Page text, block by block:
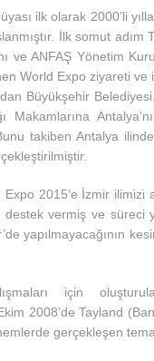
ilk olarak 2000’li
İlk somut adım
ve ANFAŞ Yönetim
World Expo ziyareti ve
Büyükşehir
Makamlarına
takiben Antalya
Expo 2015’e İzmir
destek vermiş ve süreci
yapılmayacağının
için
2008’de Tayland
gerçekleşen